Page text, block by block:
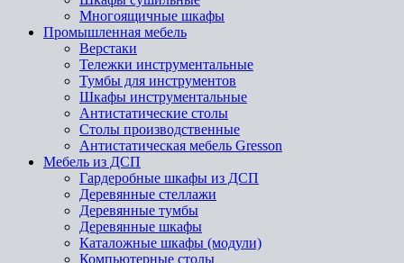
Многоящичные шкафы
Промышленная мебель
Верстаки
Тележки инструментальные
Тумбы для инструментов
Шкафы инструментальные
Антистатические столы
Столы производственные
Антистатическая мебель Gresson
Мебель из ДСП
Гардеробные шкафы из ДСП
Деревянные стеллажи
Деревянные тумбы
Деревянные шкафы
Каталожные шкафы (модули)
Компьютерные столы